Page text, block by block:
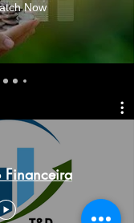
Now
Financeira